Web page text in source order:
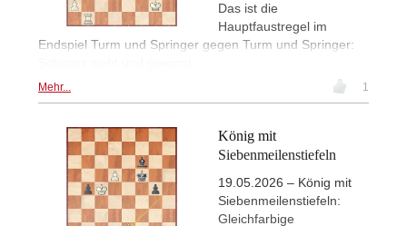
Das ist die
Hauptfaustregel im
Endspiel Turm und Springer gegen Turm und Springer:
Mehr... 1
König mit
Siebenmeilenstiefeln
19.05.2026 – König mit
Siebenmeilenstiefeln:
Gleichfarbige